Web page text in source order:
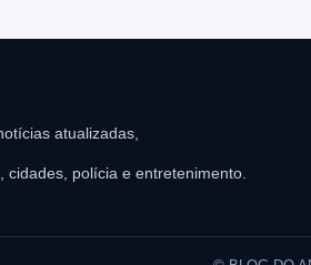
atualizadas,
cidades, polícia e entretenimento.